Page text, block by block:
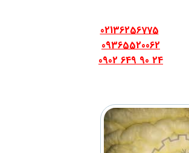
02136256775
09365520062
24 90 649 0902